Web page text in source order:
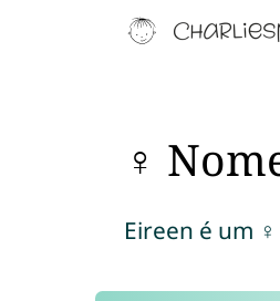
♀
Eireen é um ♀